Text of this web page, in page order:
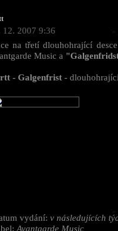
12. 2007 9:36
na třetí dlouhohrající
Music a
- Galgenfrist -
vydání: v následujících
Avantgarde Music